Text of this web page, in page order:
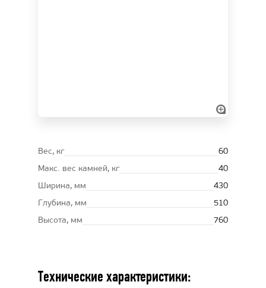
Вес, кг
60
Макс. вес камней, кг
40
Ширина, мм
430
Глубина, мм
510
Высота, мм
760
Технические характеристики: